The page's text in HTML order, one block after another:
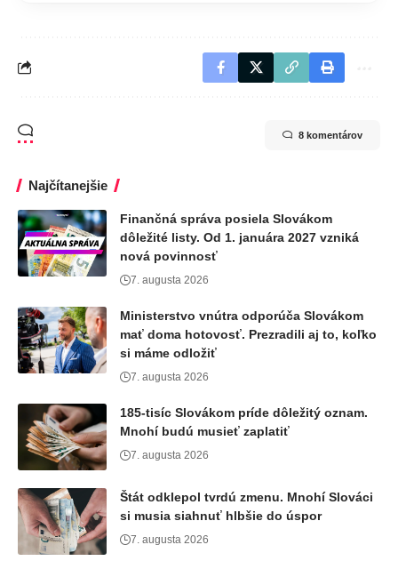
8 komentárov
Najčítanejšie
Finančná správa posiela Slovákom
dôležité listy. Od 1. januára 2027 vzniká
nová povinnosť
7. augusta 2026
Ministerstvo vnútra odporúča Slovákom
mať doma hotovosť. Prezradili aj to, koľko
si máme odložiť
7. augusta 2026
185-tisíc Slovákom príde dôležitý oznam.
Mnohí budú musieť zaplatiť
7. augusta 2026
Štát odklepol tvrdú zmenu. Mnohí Slováci
si musia siahnuť hlbšie do úspor
7. augusta 2026